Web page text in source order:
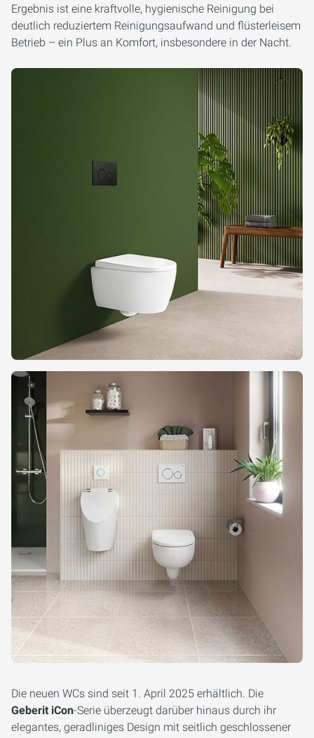
Ergebnis ist eine kraftvolle, hygienische Reinigung bei
deutlich reduziertem Reinigungsaufwand und flüsterleisem
Betrieb – ein Plus an Komfort, insbesondere in der Nacht.
Die neuen WCs sind seit 1. April 2025 erhältlich. Die
Geberit iCon-Serie überzeugt darüber hinaus durch ihr
elegantes, geradliniges Design mit seitlich geschlossener